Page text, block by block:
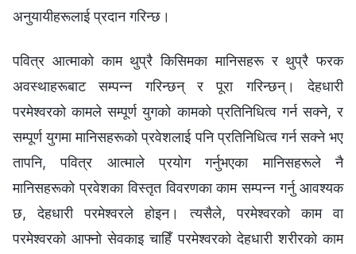
अनुयायीहरूलाई प्रदान गरिन्छ।
पवित्र आत्माको काम थुप्रै किसिमका मानिसहरू र थुप्रै फरक
अवस्थाहरूबाट सम्पन्‍न गरिन्छन् र पूरा गरिन्छन्। देहधारी
परमेश्‍वरको कामले सम्पूर्ण युगको कामको प्रतिनिधित्व गर्न सक्‍ने, र
सम्पूर्ण युगमा मानिसहरूको प्रवेशलाई पनि प्रतिनिधित्व गर्न सक्‍ने भए
तापनि, पवित्र आत्माले प्रयोग गर्नुभएका मानिसहरूले नै
मानिसहरूको प्रवेशका विस्तृत विवरणका काम सम्पन्‍न गर्नु आवश्‍यक
छ, देहधारी परमेश्‍वरले होइन। त्यसैले, परमेश्‍वरको काम वा
परमेश्‍वरको आफ्नो सेवकाइ चाहिँ परमेश्‍वरको देहधारी शरीरको काम